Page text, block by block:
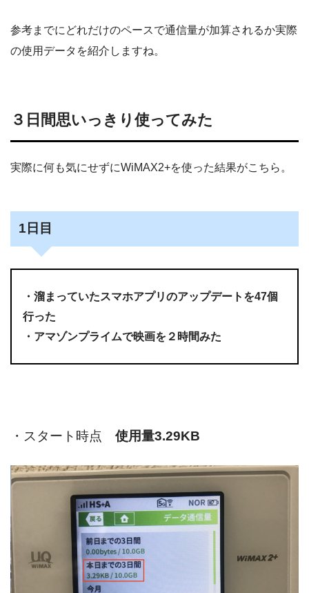
参考までにどれだけのペースで通信量が加算されるか実際
の使用データを紹介しますね。
３日間思いっきり使ってみた
実際に何も気にせずにWiMAX2+を使った結果がこちら。
1日目
・溜まっていたスマホアプリのアップデートを47個
行った
・アマゾンプライムで映画を２時間みた
・スタート時点 使用量3.29KB